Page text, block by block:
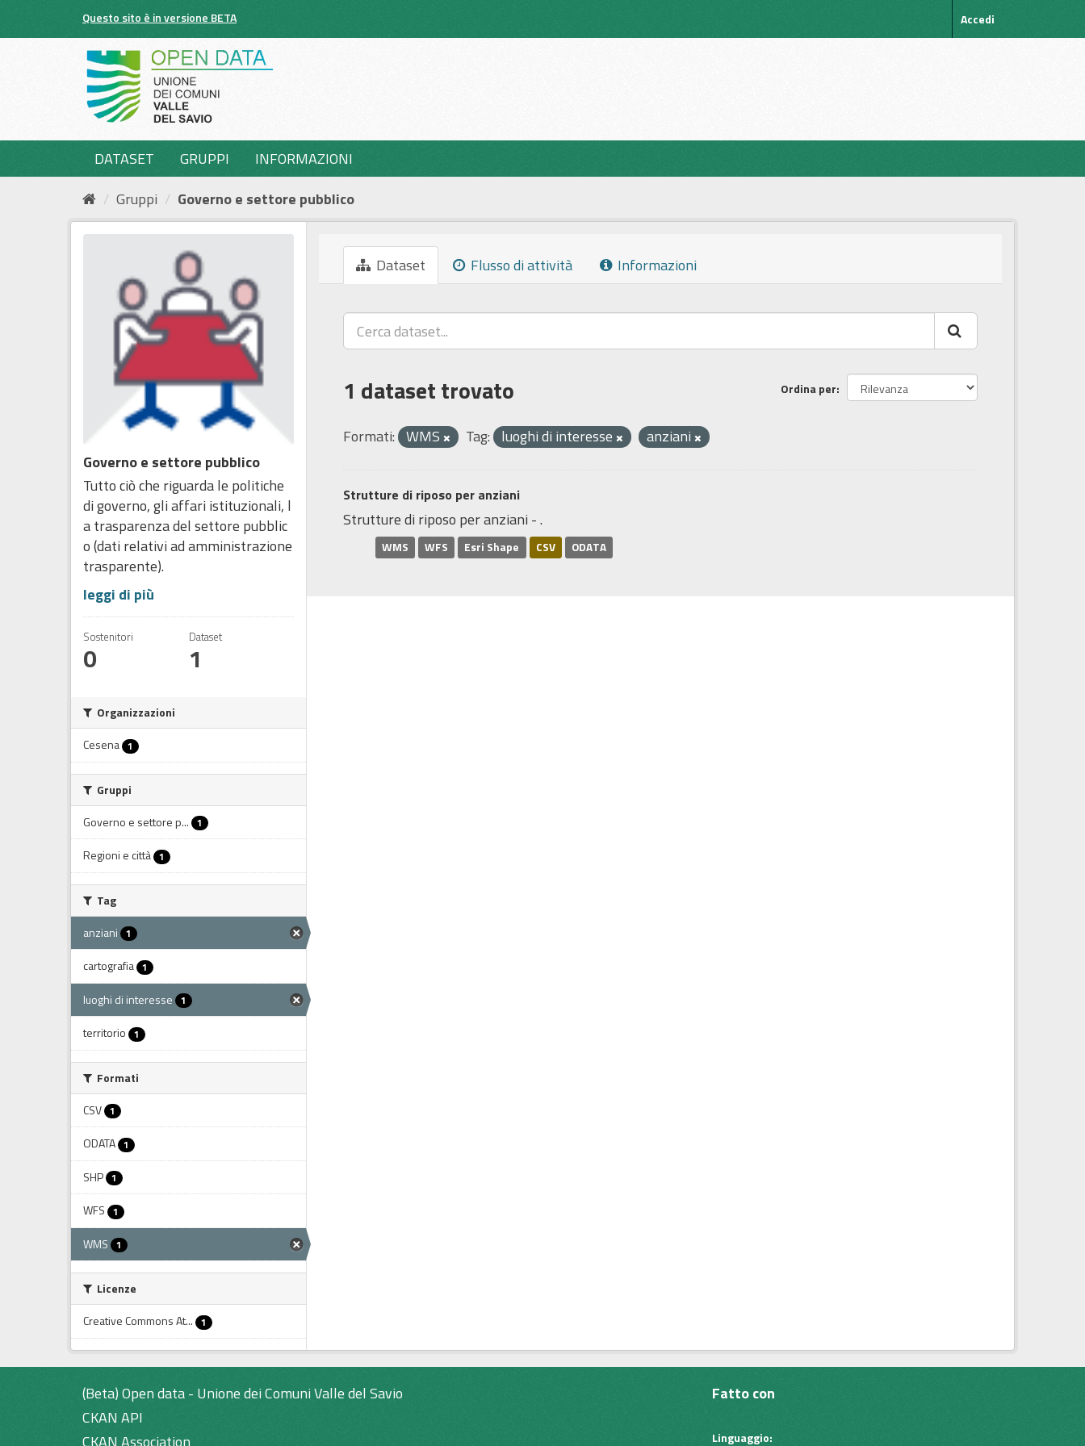
Questo sito è in versione BETA Accedi
DATASET GRUPPI
INFORMAZIONI
Gruppi
Governo e settore pubblico
Governo e settore pubblico
Tutto ciò che riguarda le politiche
di governo, gli affari istituzionali, l
a trasparenza del settore pubblic
o (dati relativi ad amministrazione
trasparente).
leggi di più
Sostenitori
0
Dataset
1
Organizzazioni
Cesena 1
Gruppi
Governo e settore p... 1
Regioni e città 1
Tag
anziani 1
cartografia 1
luoghi di interesse 1
territorio 1
Formati
CSV 1
ODATA 1
SHP 1
WFS 1
WMS 1
Licenze
Creative Commons At... 1
Dataset Flusso di attività Informazioni
Ordina per
1 dataset trovato
Formati: WMS Tag: luoghi di interesse anziani
Strutture di riposo per anziani
Strutture di riposo per anziani - .
WMS WFS Esri Shape CSV ODATA
(Beta) Open data - Unione dei Comuni Valle del Savio
CKAN API
CKAN Association
Fatto con
Linguaggio